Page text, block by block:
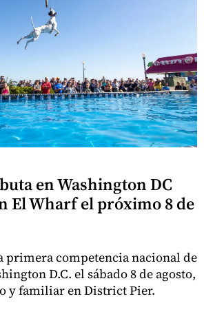
en Washington DC
El Wharf el próximo 8 de
primera competencia nacional de
D.C. el sábado 8 de agosto,
y familiar en District Pier.